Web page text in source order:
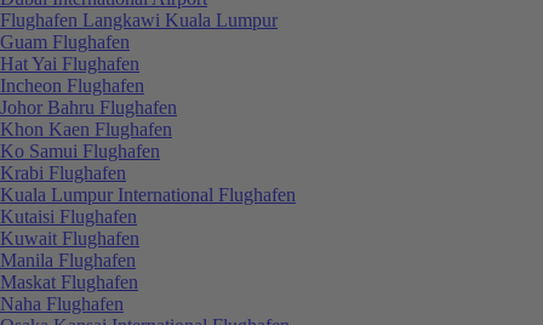
Flughafen Langkawi Kuala Lumpur
Guam Flughafen
Hat Yai Flughafen
Incheon Flughafen
Johor Bahru Flughafen
Khon Kaen Flughafen
Ko Samui Flughafen
Krabi Flughafen
Kuala Lumpur International Flughafen
Kutaisi Flughafen
Kuwait Flughafen
Manila Flughafen
Maskat Flughafen
Naha Flughafen